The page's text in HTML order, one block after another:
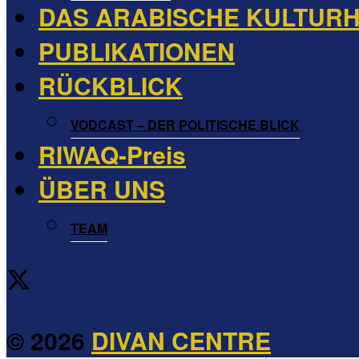
DAS ARABISCHE
PUBLIKATIONEN
RÜCKBLICK
VODCAST – DER POLITISCHE BLICK
RIWAQ-Preis
ÜBER UNS
TEAM
© 2026 DIVAN CENTRE